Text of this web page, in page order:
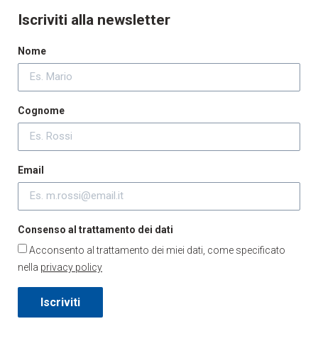
Iscriviti alla newsletter
Nome
Cognome
Email
Consenso al trattamento dei dati
Acconsento al trattamento dei miei dati, come specificato
nella privacy policy
Iscriviti